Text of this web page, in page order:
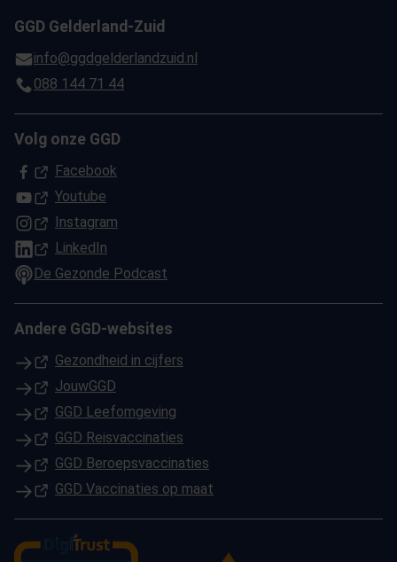
GGD Gelderland-Zuid
info@ggdgelderlandzuid.nl
088 144 71 44
Volg onze GGD
Facebook
(Opent in een nieuw tabblad)
Youtube
(Opent in een nieuw tabblad)
Instagram
(Opent in een nieuw tabblad)
LinkedIn
(Opent in een nieuw tabblad)
De Gezonde Podcast
Andere GGD-websites
Gezondheid in cijfers
(Opent in een nieuw tabblad)
JouwGGD
(Opent in een nieuw tabblad)
GGD Leefomgeving
(Opent in een nieuw tabblad)
GGD Reisvaccinaties
(Opent in een nieuw tabblad)
GGD Beroepsvaccinaties
(Opent in een nieuw tabblad)
GGD Vaccinaties op maat
(Opent in een nieuw tabblad)